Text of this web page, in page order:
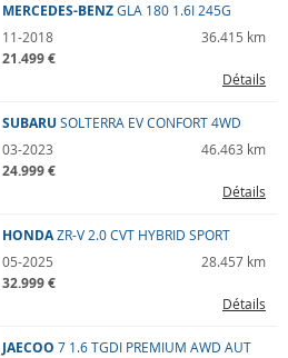
MERCEDES-BENZGLA 180 1.6I 245G
11-2018
36.415 km
21.499 €
Détails
SUBARU SOLTERRA EV CONFORT 4WD
03-2023
46.463 km
24.999 €
Détails
HONDAZR-V 2.0 CVT HYBRID SPORT
05-2025
28.457 km
32.999 €
Détails
JAECOO 7 1.6 TGDI PREMIUM AWD AUT